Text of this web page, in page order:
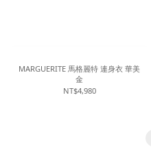
MARGUERITE 馬格麗特 連身衣 華美
金
NT$4,980